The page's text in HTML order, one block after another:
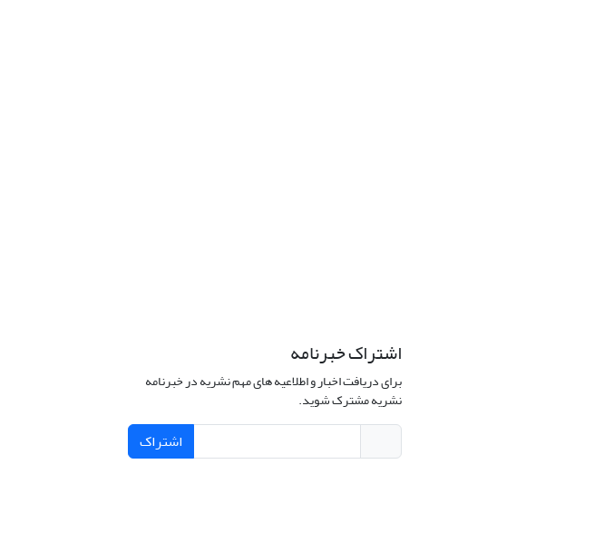
اشتراک خبرنامه
برای دریافت اخبار و اطلاعیه های مهم نشریه در خبرنامه
نشریه مشترک شوید.
اشتراک